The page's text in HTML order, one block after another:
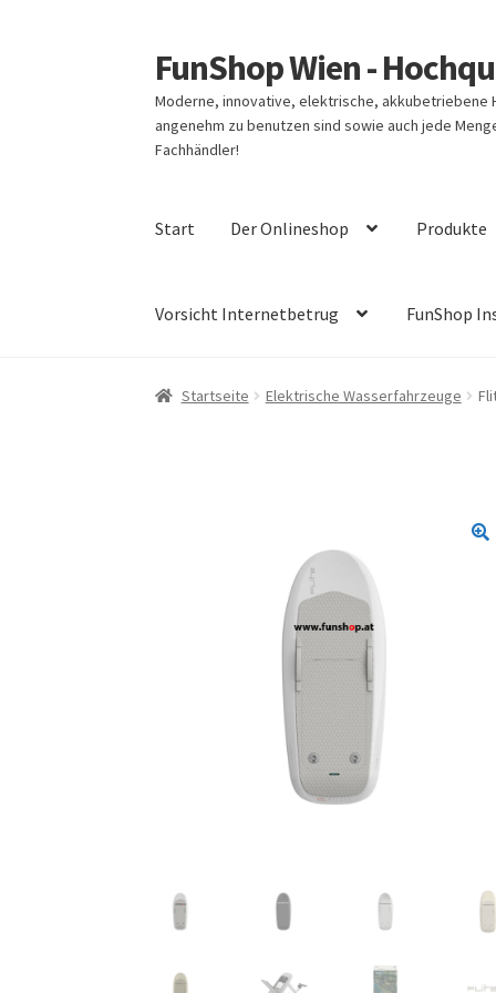
Zur
Navigation
springen
Zum
Inhalt
springen
FunShop Wien -
Moderne, innovative, elektrische,
angenehm zu benutzen sind sowie auch jede
Fachhändler!
Start Der Onlineshop Produkte
Vorsicht Internetbetrug FunShop
Startseite Elektrische Wasserfahrzeuge